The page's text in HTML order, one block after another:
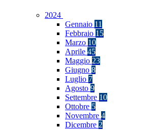
2024
Gennaio 11
Febbraio 15
Marzo 10
Aprile 45
Maggio 23
Giugno 8
Luglio 7
Agosto 9
Settembre 10
Ottobre 5
Novembre 4
Dicembre 2